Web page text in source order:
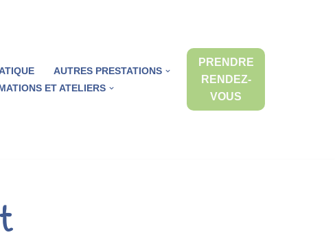
AUTRES PRESTATIONS
ET ATELIERS
PRENDRE
RENDEZ-
VOUS